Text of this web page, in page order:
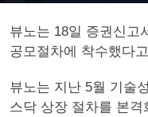
뷰노는 18일 증권신고
공모절차에 착수했다
뷰노는 지난 5월 기술
스닥 상장 절차를 본